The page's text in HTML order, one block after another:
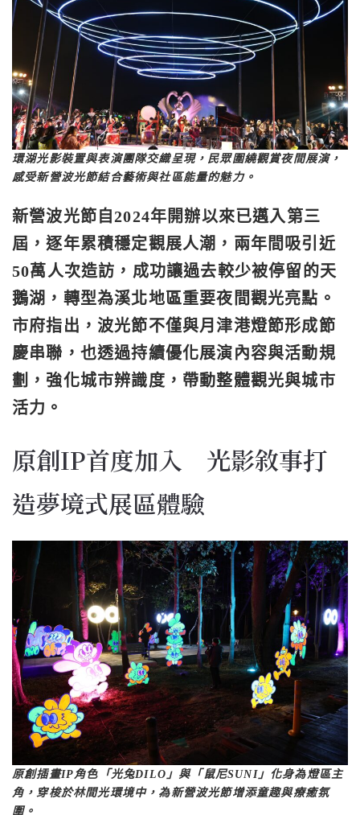
環湖光影裝置與表演團隊交織呈現，民眾圍繞觀賞夜間展演，
感受新營波光節結合藝術與社區能量的魅力。
新營波光節自2024年開辦以來已邁入第三
屆，逐年累積穩定觀展人潮，兩年間吸引近
50萬人次造訪，成功讓過去較少被停留的天
鵝湖，轉型為溪北地區重要夜間觀光亮點。
市府指出，波光節不僅與月津港燈節形成節
慶串聯，也透過持續優化展演內容與活動規
劃，強化城市辨識度，帶動整體觀光與城市
活力。
原創IP首度加入 光影敘事打
造夢境式展區體驗
原創插畫IP角色「光兔DILO」與「鼠尼SUNI」化身為燈區主
角，穿梭於林間光環境中，為新營波光節增添童趣與療癒氛
圍。